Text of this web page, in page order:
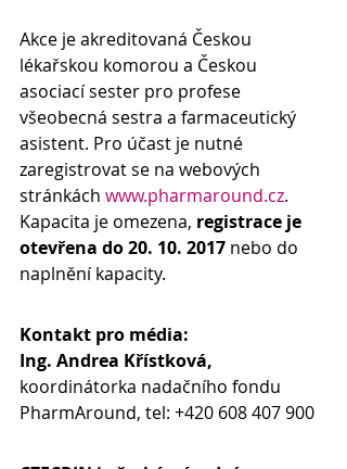
Akce je akreditovaná Českou
lékařskou komorou a Českou
asociací sester pro profese
všeobecná sestra a farmaceutický
asistent. Pro účast je nutné
zaregistrovat se na webových
stránkách www.pharmaround.cz.
Kapacita je omezena, registrace je
otevřena do 20. 10. 2017 nebo do
naplnění kapacity.
Kontakt pro média:
Ing. Andrea Křístková,
koordinátorka nadačního fondu
PharmAround, tel: +420 608 407 900